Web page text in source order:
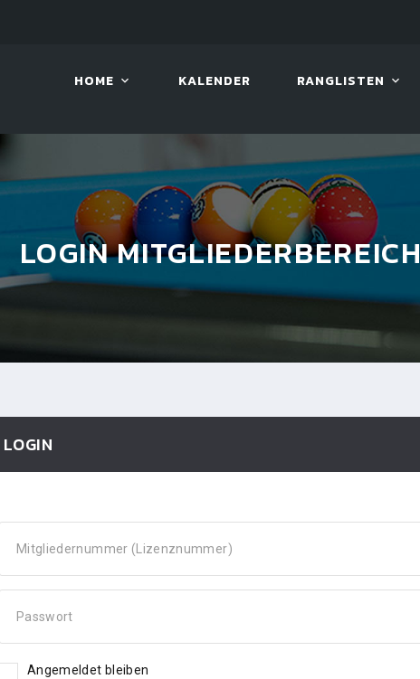
HOME KALENDER RANGLISTEN
LOGIN MITGLIEDERBEREICH
LOGIN
Mitgliedernummer (Lizenznummer)
Passwort
Angemeldet bleiben